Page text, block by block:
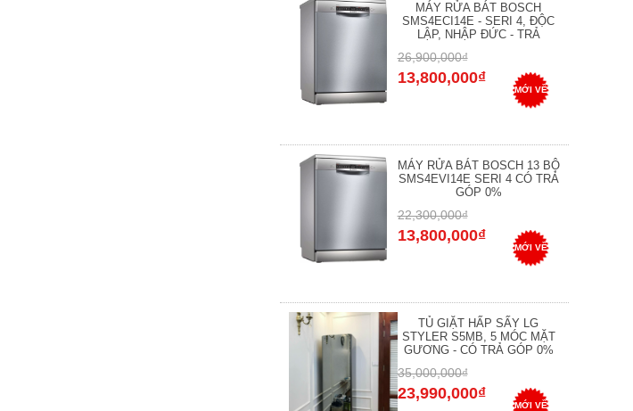
MÁY RỬA BÁT BOSCH
SMS4ECI14E - SERI 4, ĐỘC
LẬP, NHẬP ĐỨC - TRẢ
26,900,000₫
13,800,000₫
MỚI VỀ
MÁY RỬA BÁT BOSCH 13 BỘ
SMS4EVI14E SERI 4 CÓ TRẢ
GÓP 0%
22,300,000₫
13,800,000₫
MỚI VỀ
TỦ GIẶT HẤP SẤY LG
STYLER S5MB, 5 MÓC MẶT
GƯƠNG - CÓ TRẢ GÓP 0%
35,000,000₫
23,990,000₫
MỚI VỀ